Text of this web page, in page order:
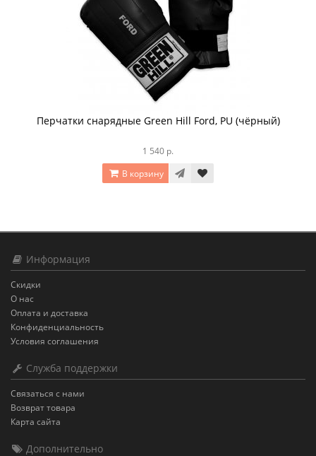
Перчатки снарядные Green Hill Ford, PU (чёрный)
1 540 р.
В корзину
Информация
Скидки
О нас
Оплата и доставка
Конфиденциальность
Условия соглашения
Служба поддержки
Связаться с нами
Возврат товара
Карта сайта
Дополнительно